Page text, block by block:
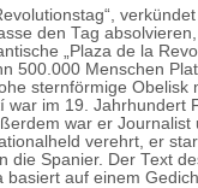
den Tag
„Plaza de la
500.000 Menschen
sternförmige Obelisk
war im 19. Jahrhundert
war er Journalist
verehrt, er
die Spanier. Der Text
basiert auf einem